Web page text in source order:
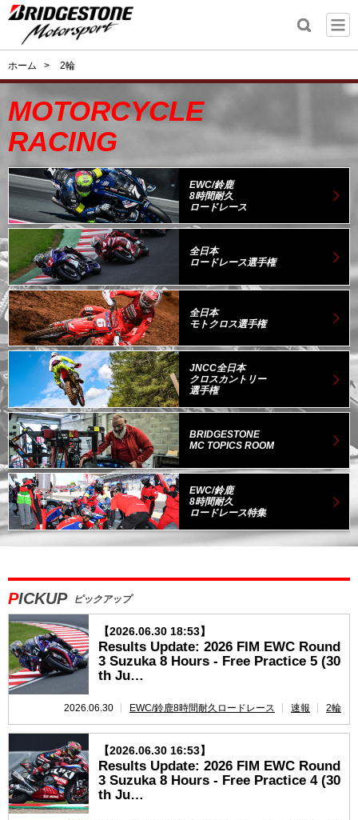
ホーム > 2輪
MOTORCYCLE
RACING
EWC/鈴鹿
8時間耐久
ロードレース
全日本
ロードレース選手権
全日本
モトクロス選手権
JNCC全日本
クロスカントリー
選手権
BRIDGESTONE
MC TOPICS ROOM
EWC/鈴鹿
8時間耐久
ロードレース特集
PICKUP ピックアップ
【2026.06.30 18:53】
Results Update: 2026 FIM EWC Round
3 Suzuka 8 Hours - Free Practice 5 (30
th Ju…
2026.06.30 EWC/鈴鹿8時間耐久ロードレース 速報 2輪
【2026.06.30 16:53】
Results Update: 2026 FIM EWC Round
3 Suzuka 8 Hours - Free Practice 4 (30
th Ju…